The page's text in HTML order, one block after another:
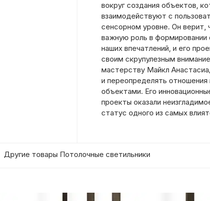
вокруг создания объектов,
взаимодействуют с
сенсорном уровне. Он верит,
важную роль в
наших впечатлений, и его
своим скрупулезным
мастерству Майкл
и переопределять
объектами. Его
проекты оказали
статус одного из самых
Другие товары Потолочные светильники